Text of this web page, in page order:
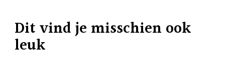
Dit vind je misschien ook
leuk